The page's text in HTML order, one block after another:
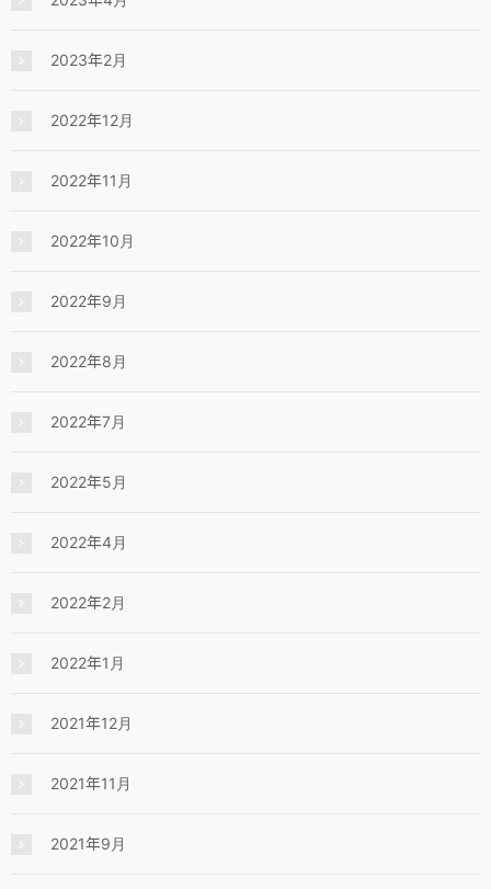
2023年2月
2022年12月
2022年11月
2022年10月
2022年9月
2022年8月
2022年7月
2022年5月
2022年4月
2022年2月
2022年1月
2021年12月
2021年11月
2021年9月